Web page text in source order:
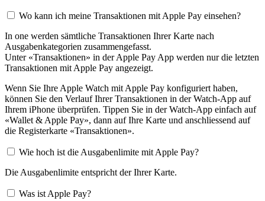
Wo kann ich meine Transaktionen mit Apple Pay einsehen?
In one werden sämtliche Transaktionen Ihrer Karte nach
Ausgabenkategorien zusammengefasst.
Unter «Transaktionen» in der Apple Pay App werden nur die letzten
Transaktionen mit Apple Pay angezeigt.
Wenn Sie Ihre Apple Watch mit Apple Pay konfiguriert haben,
können Sie den Verlauf Ihrer Transaktionen in der Watch-App auf
Ihrem iPhone überprüfen. Tippen Sie in der Watch-App einfach auf
«Wallet & Apple Pay», dann auf Ihre Karte und anschliessend auf
die Registerkarte «Transaktionen».
Wie hoch ist die Ausgabenlimite mit Apple Pay?
Die Ausgabenlimite entspricht der Ihrer Karte.
Was ist Apple Pay?